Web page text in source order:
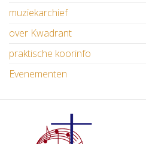
muziekarchief
over Kwadrant
praktische koorinfo
Evenementen